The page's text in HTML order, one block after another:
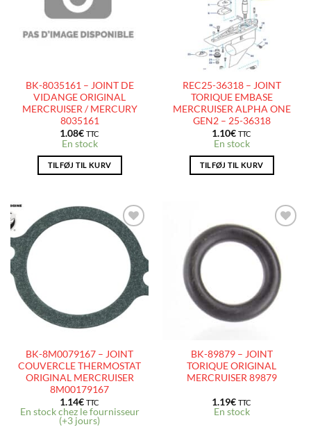
BK-8035161 – JOINT DE
VIDANGE ORIGINAL
MERCRUISER / MERCURY
8035161
1.08€ TTC
En stock
TILFØJ TIL KURV
D’ENVIES
REC25-36318 – JOINT
TORIQUE EMBASE
MERCRUISER ALPHA ONE
GEN2 – 25-36318
1.10€ TTC
En stock
TILFØJ TIL KURV
AJOUTER
D’ENVIES
BK-8M0079167 – JOINT
COUVERCLE THERMOSTAT
ORIGINAL MERCRUISER
8M00179167
1.14€ TTC
En stock chez le fournisseur
(+3 jours)
AJOUTER
À LA
LISTE
D’ENVIES
BK-89879 – JOINT
TORIQUE ORIGINAL
MERCRUISER 89879
1.19€ TTC
En stock